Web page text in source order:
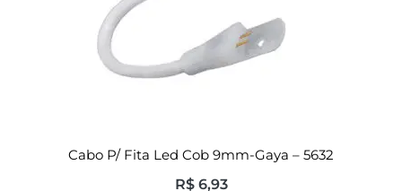
Cabo P/ Fita Led Cob 9mm-Gaya – 5632
R$6,93